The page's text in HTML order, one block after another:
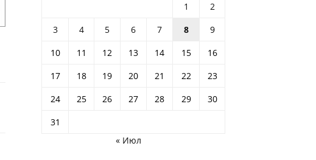
1
2
3
4 5 6 7 8
9
10
11 12 13 14 15
16
17
18 19 20 21 22
23
24
25 26 27 28 29
30
31
« Июл